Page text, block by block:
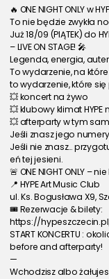
🔥 ONE NIGHT ONLY w
To nie będzie zwykła
Już 18/09 (PIĄTEK) do
– LIVE ON STAGE! 🎤
Legenda, energia,
To wydarzenie, na
to wydarzenie, które
💥 koncert na żywo
💥 klubowy klimat HYPE
💥 afterparty w tym
Jeśli znasz jego
Jeśli nie znasz…
eń tej jesieni.
🚨 ONE NIGHT ONLY –
📍 HYPE Art Music Club
ul. Ks. Bogusława X9,
🎟 Rezerwacje & bilety:
https://
START KONCERTU :
before and afterparty!
—
Wchodzisz albo